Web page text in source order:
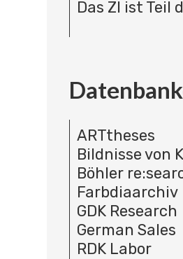
Das ZI ist Teil
ARTtheses
Bildnisse von
Böhler
Farbdiaarchiv
GDK Research
German Sales
RDK Labor